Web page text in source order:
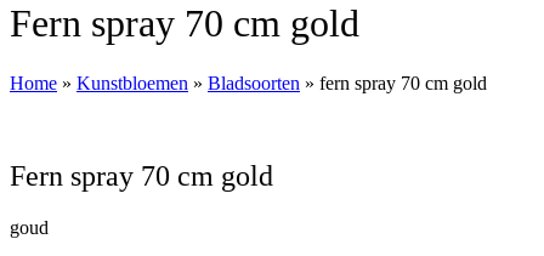
fern spray 70 cm gold
Home » Kunstbloemen » Bladsoorten » fern spray 70 cm gold
fern spray 70 cm gold
goud